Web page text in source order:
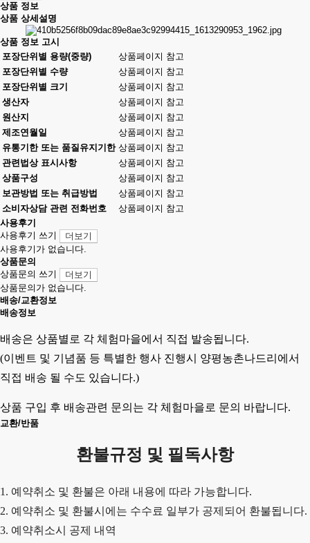
상품 정보
상품 상세설명
상품 정보 고시
포장단위별 용량(중량)
상품페이지 참고
포장단위별 수량
상품페이지 참고
포장단위별 크기
상품페이지 참고
생산자
상품페이지 참고
원산지
상품페이지 참고
제조연월일
상품페이지 참고
유통기한 또는 품질유지기한 상품페이지 참고
관련법상 표시사항
상품페이지 참고
상품구성
상품페이지 참고
보관방법 또는 취급방법
상품페이지 참고
소비자상담 관련 전화번호
상품페이지 참고
사용후기
사용후기 쓰기
더보기
사용후기가 없습니다.
상품문의
상품문의 쓰기
더보기
상품문의가 없습니다.
배송/교환정보
배송정보
배송은 상품별로 각 체험마을에서 직접 발송됩니다.
(이벤트 및 기념품 등 특별한 행사 진행시 양평농촌나드리에서
직접 배송 될 수도 있습니다.)
상품 구입 후 배송관련 문의는 각 체험마을로 문의 바랍니다.
교환/반품
환불규정 및 필독사항
1. 예약취소 및 환불은 아래 내용에 따라 가능합니다.
2. 예약취소 및 환불시에는 수수료 일부가 공제되어 환불됩니다.
3. 예약취소시 공제 내역